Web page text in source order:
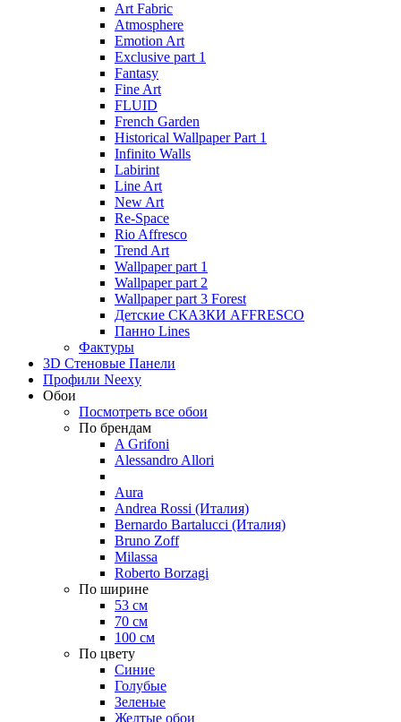
Art Fabric
Atmosphere
Emotion Art
Exclusive part 1
Fantasy
Fine Art
FLUID
French Garden
Historical Wallpaper Part 1
Infinito Walls
Labirint
Line Art
New Art
Re-Space
Rio Affresco
Trend Art
Wallpaper part 1
Wallpaper part 2
Wallpaper part 3 Forest
Детские СКАЗКИ AFFRESCO
Панно Lines
Фактуры
3D Стеновые Панели
Профили Neexy
Обои
Посмотреть все обои
По брендам
A Grifoni
Alessandro Allori
Aura
Andrea Rossi (Италия)
Bernardo Bartalucci (Италия)
Bruno Zoff
Milassa
Roberto Borzagi
По ширине
53 см
70 см
100 см
По цвету
Синие
Голубые
Зеленые
Желтые обои